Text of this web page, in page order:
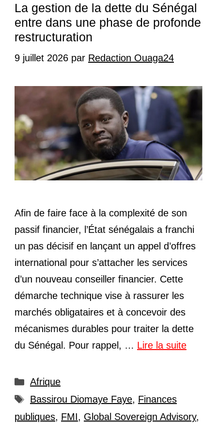
La gestion de la dette du Sénégal
entre dans une phase de profonde
restructuration
9 juillet 2026 par Redaction Ouaga24
Afin de faire face à la complexité de son
passif financier, l’État sénégalais a franchi
un pas décisif en lançant un appel d’offres
international pour s’attacher les services
d’un nouveau conseiller financier. Cette
démarche technique vise à rassurer les
marchés obligataires et à concevoir des
mécanismes durables pour traiter la dette
du Sénégal. Pour rappel, … Lire la suite
Catégories
Afrique
Étiquettes
Bassirou Diomaye Faye, Finances
publiques, FMI, Global Sovereign Advisory,